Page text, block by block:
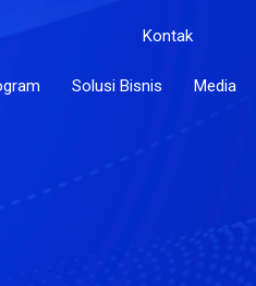
Kontak
Solusi Bisnis Media